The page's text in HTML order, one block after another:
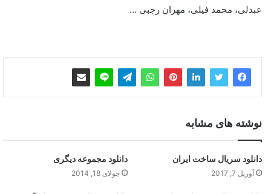
عبدلی، محمد فیلی، مهران رجبی …
نوشته های مشابه
دانلود سریال ساخت ایران
آوریل 7, 2017
دانلود مجموعه دیگری
جولای 18, 2014